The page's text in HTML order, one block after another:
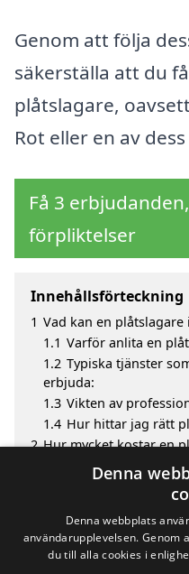
Genom att följa
säkerställa att du
plåtslagare,
Rot eller en av
Få 3
förpliktelser
Innehållsförteckning
1 Vad kan en
1.1 Varför anlita en
1.2 Typiska tjänster
erbjuda:
1.3 Vikten av
1.4 Hur hittar jag rätt
2 Hur mycket kostar en
Fördelar med att välja
Sök efter en skicklig
Denna
Denna webbplats
användarupplevelsen. Genom
du till alla cookies i